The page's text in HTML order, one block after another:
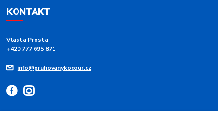
KONTAKT
Vlasta Prostá
+420 777 695 871
info@pruhovanykocour.cz